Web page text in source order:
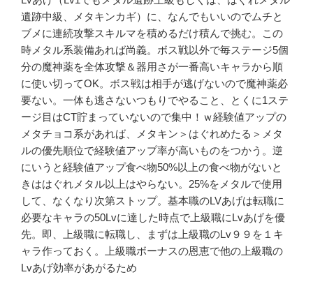
遺跡中級、メタキンカギ）に、なんでもいいのでムチと
ブメに連続攻撃スキルマを積めるだけ積んで挑む。この
時メタル系装備あれば尚義。ボス戦以外で毎ステージ5個
分の魔神薬を全体攻撃＆器用さが一番高いキャラから順
に使い切ってOK。ボス戦は相手が逃げないので魔神薬必
要ない。一体も逃さないつもりでやること、とくに1ステ
ージ目はCT貯まっていないので集中！ｗ経験値アップの
メタチョコ系があれば、メタキン＞はぐれめたる＞メタ
ルの優先順位で経験値アップ率が高いものをつかう。逆
にいうと経験値アップ食べ物50%以上の食べ物がないと
きははぐれメタル以上はやらない。25%をメタルで使用
して、なくなり次第ストップ。基本職のLVあげは転職に
必要なキャラの50Lvに達した時点で上級職にLvあげを優
先。即、上級職に転職し、まずは上級職のLv９９を１キ
ャラ作っておく。上級職ボーナスの恩恵で他の上級職の
Lvあげ効率があがるため